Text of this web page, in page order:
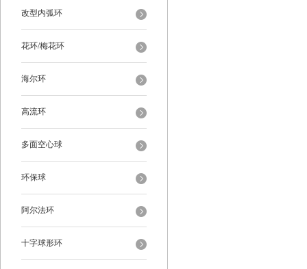
改型内弧环
花环/梅花环
海尔环
高流环
多面空心球
环保球
阿尔法环
十字球形环